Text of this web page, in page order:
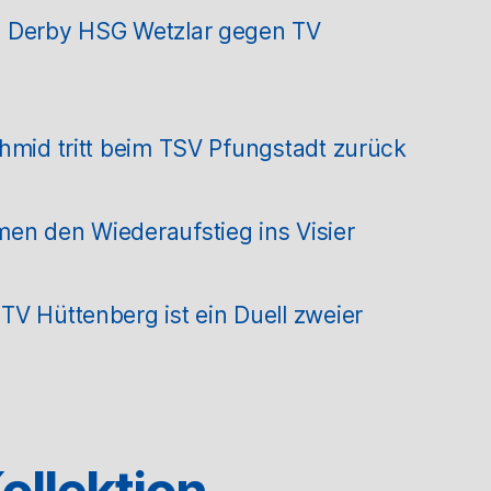
HSG Wetzlar gegen TV
tritt beim TSV Pfungstadt zurück
den Wiederaufstieg ins Visier
Hüttenberg ist ein Duell zweier